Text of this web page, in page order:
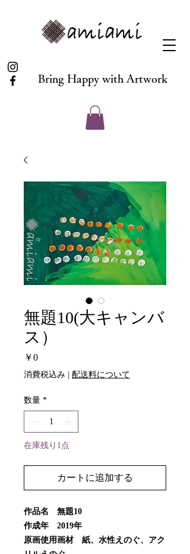
Bring Happy with Artwork
無題10(大キャンバ
ス）
￥0価
格
消費税込み | 配送料について
数量 *
在庫残り1点
カートに追加する
作品名 無題10
作成年 2019年
原画使用画材 紙、水性えのぐ、アク